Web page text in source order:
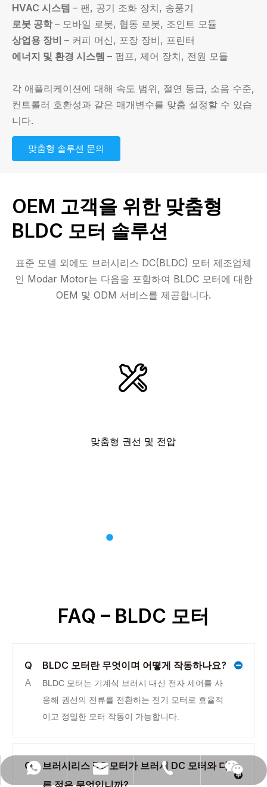
HVAC 시스템 – 팬, 공기 조화 장치, 송풍기
로봇 공학– 모바일 로봇, 협동 로봇, 조인트 모듈
상업용 장비 – 커피 머신, 포장 장비, 프린터
에너지 및 환경 시스템 – 펌프, 제어 장치, 전원 모듈
각 애플리케이션에 대해 속도 범위, 절연 등급, 소음 수준,
컨트롤러 호환성과 같은 매개변수를 맞춤 설정할 수 있습
니다.
맞춤형 솔루션 문의
OEM 고객을 위한 맞춤형
BLDC 모터 솔루션
표준 모델 외에도 브러시리스 DC(BLDC) 모터 제조업체
인 Modar Motor는 다음을 포함하여 BLDC 모터에 대한
OEM 및 ODM 서비스를 제공합니다.
맞춤형 권선 및 전압
FAQ – BLDC 모터
Q
BLDC 모터란 무엇이며 어떻게 작동하나요?
A
BLDC 모터는 기계식 브러시 대신 전자 제어를 사
용해 권선의 전류를 전환하는 전기 모터로 효율적
이고 정밀한 모터 작동이 가능합니다.
Q
브러시리스 DC 모터가 브러시 DC 모터와 다
른 점은 무엇입니까?
008613912315681
anna@modarmotor.com
+86- 13912315681
위챗